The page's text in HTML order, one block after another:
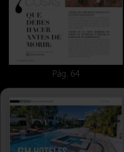
Pág. 64